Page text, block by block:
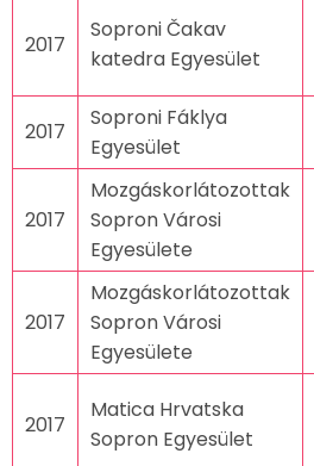
2017
Soproni Čakav
katedra Egyesület
2017
Soproni Fáklya
Egyesület
2017
Mozgáskorlátozottak
Sopron Városi
Egyesülete
2017
Mozgáskorlátozottak
Sopron Városi
Egyesülete
2017
Matica Hrvatska
Sopron Egyesület